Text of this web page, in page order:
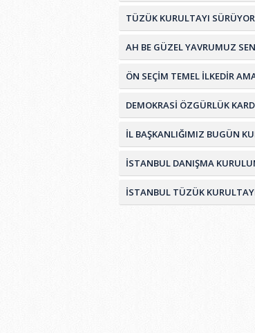
TÜZÜK KURULTAYI
AH BE GÜZEL YAVRUMUZ
ÖN SEÇİM TEMEL İLKEDİR
DEMOKRASİ ÖZGÜRLÜK
İL BAŞKANLIĞIMIZ BUGÜN
İSTANBUL DANIŞMA
İSTANBUL TÜZÜK